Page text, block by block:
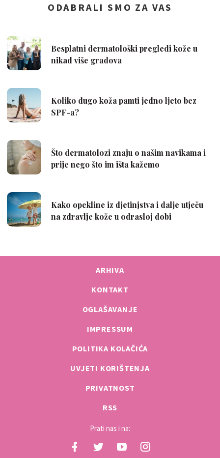
ARHIVA
KONTAKT
OGLAŠAVANJE
IMPRESSUM
POLITIKA KOLAČIĆA
UVJETI KORIŠTENJA
PRIVATNOST
RSS
Prati nas i na: